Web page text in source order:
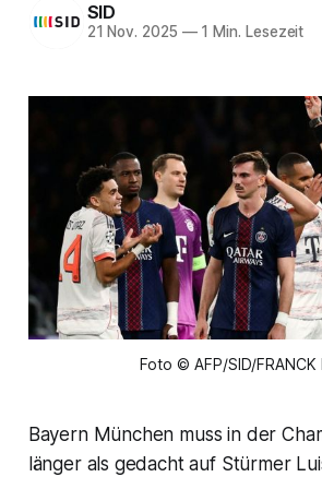
SID
21 Nov. 2025 —1 Min. Lesezeit
Foto © AFP/SID/FRANCK
Bayern München muss in der
länger als gedacht auf Stürmer